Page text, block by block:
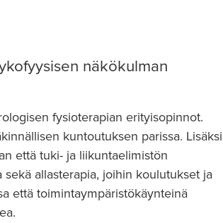
näkökulman
fysioterapian erityisopinnot.
kuntoutuksen parissa. Lisäksi
että tuki- ja liikuntaelimistön
allasterapia, joihin koulutukset ja
että toimintaympäristökäynteinä